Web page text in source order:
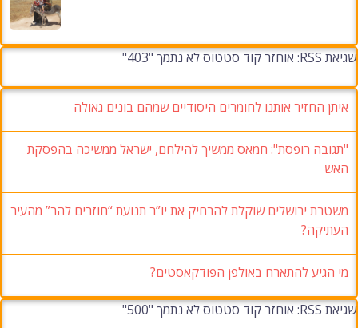
שגיאת RSS: אוחזר קוד סטטוס לא נתמך "403"
איתן החזיר אותנו לחומרים היסודיים שמהם בונים גאולה
"תגובה רופסת": חמאס ממשיך להילחם, ישראל ממשיכה בהפסקת
האש
משטרת ירושלים שוקלת להרחיק את יו”ר תנועת “חוזרים להר” מהעיר
העתיקה?
מי הגיע להתארח באולפן הפודקאסטים?
שגיאת RSS: אוחזר קוד סטטוס לא נתמך "500"